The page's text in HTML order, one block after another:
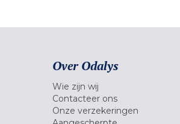
Over Odalys
Wie zijn wij
Contacteer ons
Onze verzekeringen